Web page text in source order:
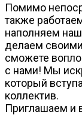
Помимо
также
наполняем
делаем
сможете
с нами! Мы
который
коллектив.
Приглашаем и